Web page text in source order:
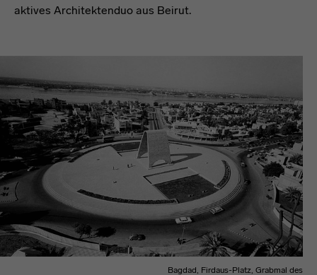
aktives Architektenduo aus Beirut.
Bagdad, Firdaus-Platz, Grabmal des